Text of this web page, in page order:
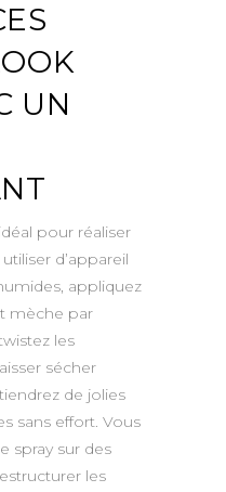
UN
pour réaliser
utiliser d’appareil
appliquez
mèche par
les
sécher
de jolies
sans effort. Vous
spray sur des
les